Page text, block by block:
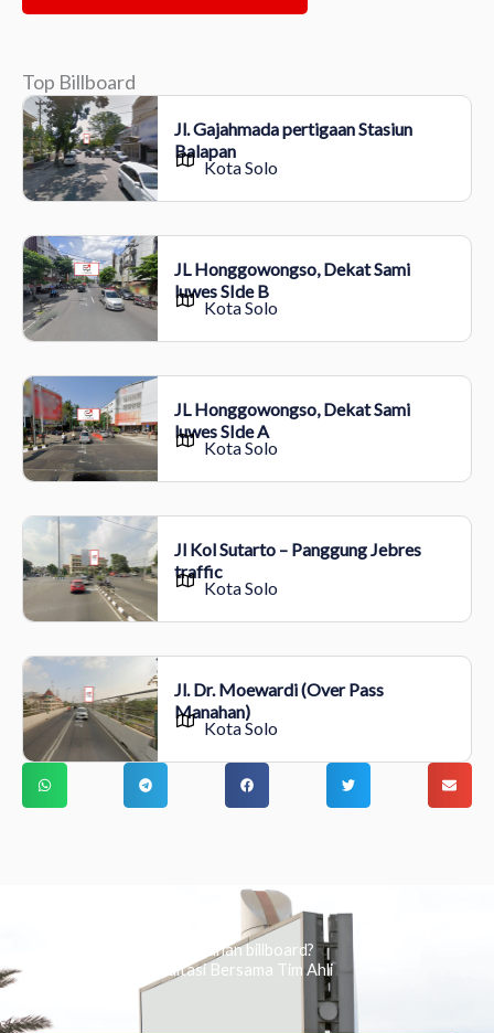
Top Billboard
Jl. Gajahmada pertigaan Stasiun
Balapan
Kota Solo
JL Honggowongso, Dekat Sami
luwes SIde B
Kota Solo
JL Honggowongso, Dekat Sami
luwes SIde A
Kota Solo
Jl Kol Sutarto – Panggung Jebres
traffic
Kota Solo
Jl. Dr. Moewardi (Over Pass
Manahan)
Kota Solo
Ingin tahu tentang periklanan billboard?
Kami Berikan Konsultasi Bersama Tim Ahli